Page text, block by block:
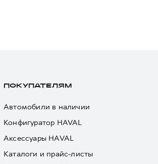
ПОКУПАТЕЛЯМ
Автомобили в наличии
Конфигуратор HAVAL
Аксессуары HAVAL
Каталоги и прайс-листы